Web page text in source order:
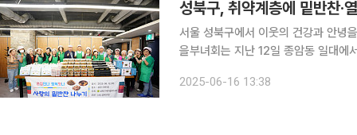
성북구, 취약계층에 밑반찬·
서울 성북구에서 이웃의 건강과 안녕을 기
을부녀회는 지난 12일 종암동 일대에
고 포장해 전달했다. 마련된 반찬은
2025-06-16 13:38